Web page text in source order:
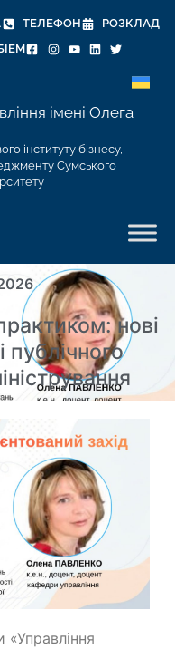
ТЕЛЕФОН
РОЗКЛАД
імені Олега
інституту бізнесу,
Сумського
нові
публічного